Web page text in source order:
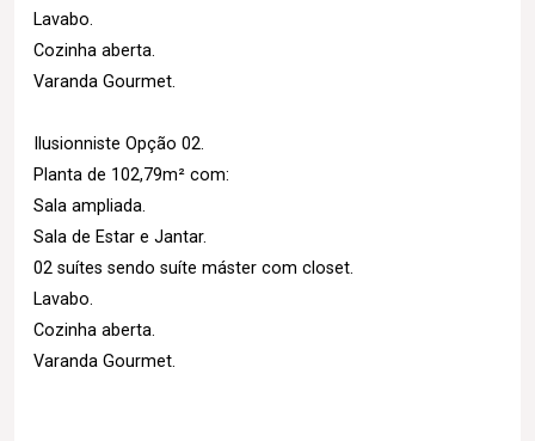
Lavabo.
Cozinha aberta.
Varanda Gourmet.
Ilusionniste Opção 02.
Planta de 102,79m² com:
Sala ampliada.
Sala de Estar e Jantar.
02 suítes sendo suíte máster com closet.
Lavabo.
Cozinha aberta.
Varanda Gourmet.